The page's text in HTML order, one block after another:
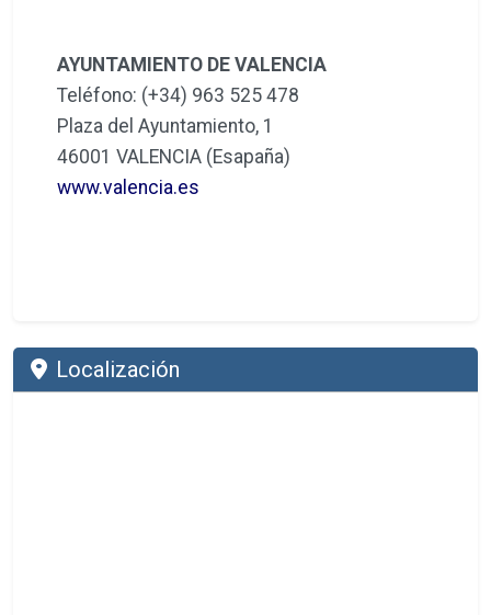
AYUNTAMIENTO DE VALENCIA
Teléfono: (+34) 963 525 478
Plaza del Ayuntamiento, 1
46001 VALENCIA (Esapaña)
www.valencia.es
Localización